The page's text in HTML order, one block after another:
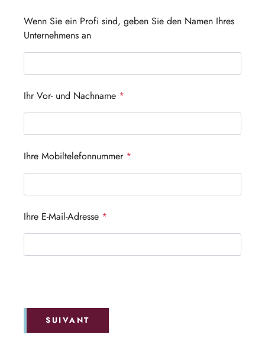
Wenn Sie ein Profi sind, geben Sie den Namen Ihres
Unternehmens an
Ihr Vor- und Nachname *
Ihre Mobiltelefonnummer *
Ihre E-Mail-Adresse *
SUIVANT